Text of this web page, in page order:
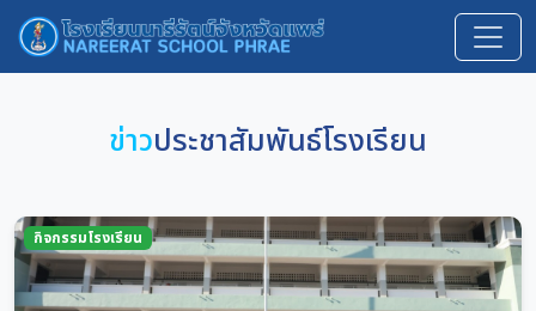
ข่าวประชาสัมพันธ์โรงเรียน
กิจกรรมโรงเรียน